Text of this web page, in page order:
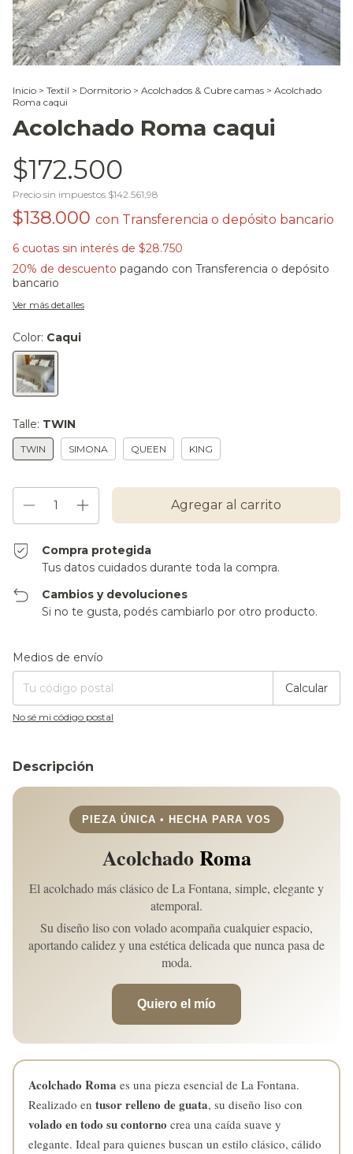
Inicio > Textil > Dormitorio > Acolchados & Cubre camas > Acolchado
Roma caqui
Acolchado Roma caqui
$172.500
Precio sin impuestos $142.561,98
$138.000 con Transferencia o depósito bancario
6 cuotas sin interés de $28.750
20% de descuento pagando con Transferencia o depósito
bancario
Ver más detalles
Color: Caqui
Talle: TWIN
TWIN SIMONA QUEEN KING
Compra protegida
Tus datos cuidados durante toda la compra.
Cambios y devoluciones
Si no te gusta, podés cambiarlo por otro producto.
Entregas para el CP:
Medios de envío
Calcular
No sé mi código postal
Descripción
PIEZA ÚNICA • HECHA PARA VOS
AcolchadoRoma
El acolchado más clásico de La Fontana, simple, elegante y
atemporal.
Su diseño liso con volado acompaña cualquier espacio,
aportando calidez y una estética delicada que nunca pasa de
moda.
Quiero el mío
Acolchado Roma es una pieza esencial de La Fontana.
Realizado en tusor relleno de guata, su diseño liso con
volado en todo su contorno crea una caída suave y
elegante. Ideal para quienes buscan un estilo clásico, cálido